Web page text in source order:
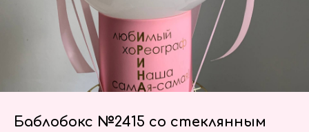
Баблобокс №2415 со стеклянным